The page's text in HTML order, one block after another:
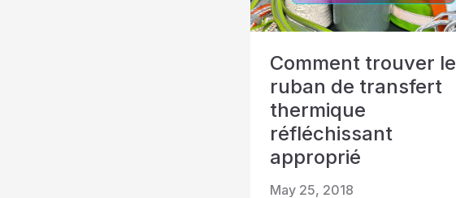
Comment trouver le
ruban de transfert
thermique
réfléchissant
approprié
May 25, 2018